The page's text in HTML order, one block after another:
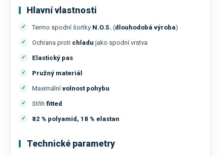
Hlavní vlastnosti
Termo spodní šortky N.O.S. (dlouhodobá výroba)
Ochrana proti chladu jako spodní vrstva
Elastický pas
Pružný materiál
Maximální volnost pohybu
Střih fitted
82 % polyamid, 18 % elastan
Technické parametry